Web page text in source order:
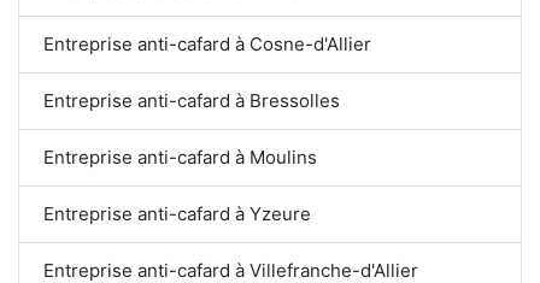
Entreprise anti-cafard à Cosne-d'Allier
Entreprise anti-cafard à Bressolles
Entreprise anti-cafard à Moulins
Entreprise anti-cafard à Yzeure
Entreprise anti-cafard à Villefranche-d'Allier